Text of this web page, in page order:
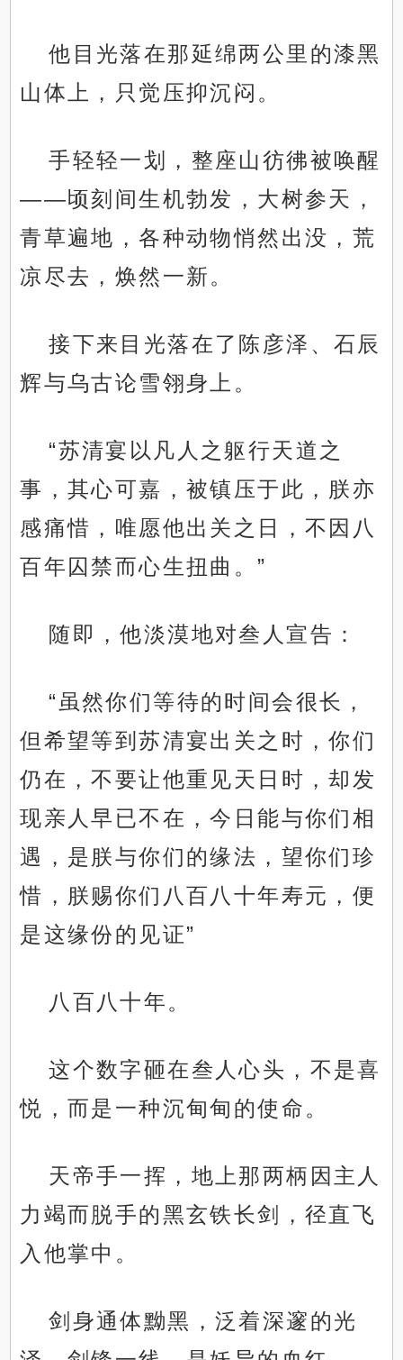
他目光落在那延绵两公里的漆黑
山体上，只觉压抑沉闷。
手轻轻一划，整座山彷彿被唤醒
——顷刻间生机勃发，大树参天，
青草遍地，各种动物悄然出没，荒
凉尽去，焕然一新。
接下来目光落在了陈彦泽、石辰
辉与乌古论雪翎身上。
“苏清宴以凡人之躯行天道之
事，其心可嘉，被镇压于此，朕亦
感痛惜，唯愿他出关之日，不因八
百年囚禁而心生扭曲。”
随即，他淡漠地对叁人宣告：
“虽然你们等待的时间会很长，
但希望等到苏清宴出关之时，你们
仍在，不要让他重见天日时，却发
现亲人早已不在，今日能与你们相
遇，是朕与你们的缘法，望你们珍
惜，朕赐你们八百八十年寿元，便
是这缘份的见证”
八百八十年。
这个数字砸在叁人心头，不是喜
悦，而是一种沉甸甸的使命。
天帝手一挥，地上那两柄因主人
力竭而脱手的黑玄铁长剑，径直飞
入他掌中。
剑身通体黝黑，泛着深邃的光